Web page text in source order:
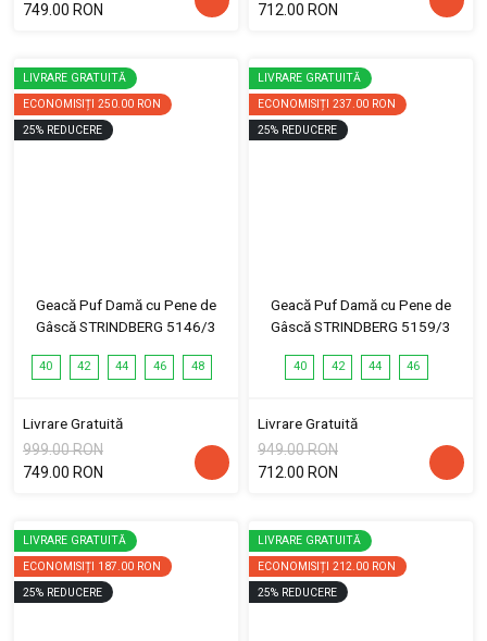
749.00 RON
712.00 RON
LIVRARE GRATUITĂ
ECONOMISIȚI 250.00 RON
25% REDUCERE
Geacă Puf Damă cu Pene de
Gâscă STRINDBERG 5146/3
40 42 44 46 48
Livrare Gratuită
999.00 RON
749.00 RON
LIVRARE GRATUITĂ
ECONOMISIȚI 237.00 RON
25% REDUCERE
Geacă Puf Damă cu Pene de
Gâscă STRINDBERG 5159/3
40 42 44 46
Livrare Gratuită
949.00 RON
712.00 RON
LIVRARE GRATUITĂ
ECONOMISIȚI 187.00 RON
25% REDUCERE
LIVRARE GRATUITĂ
ECONOMISIȚI 212.00 RON
25% REDUCERE